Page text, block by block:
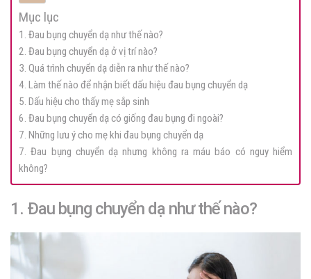
Mục lục
1. Đau bụng chuyển dạ như thế nào?
2. Đau bụng chuyển dạ ở vị trí nào?
3. Quá trình chuyển dạ diễn ra như thế nào?
4. Làm thế nào để nhận biết dấu hiệu đau bụng chuyển dạ
5. Dấu hiệu cho thấy mẹ sắp sinh
6. Đau bụng chuyển dạ có giống đau bụng đi ngoài?
7. Những lưu ý cho mẹ khi đau bụng chuyển dạ
7. Đau bụng chuyển dạ nhưng không ra máu báo có nguy hiểm
không?
1. Đau bụng chuyển dạ như thế nào?